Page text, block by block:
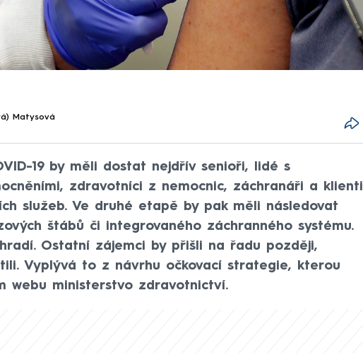
Matysová
19 by měli dostat nejdřív senioři, lidé s
zdravotníci z nemocnic, záchranáři a klienti
služeb. Ve druhé etapě by pak měli následovat
štábů či integrovaného záchranného systému.
Ostatní zájemci by přišli na řadu později,
Vyplývá to z návrhu očkovací strategie, kterou
webu ministerstvo zdravotnictví.